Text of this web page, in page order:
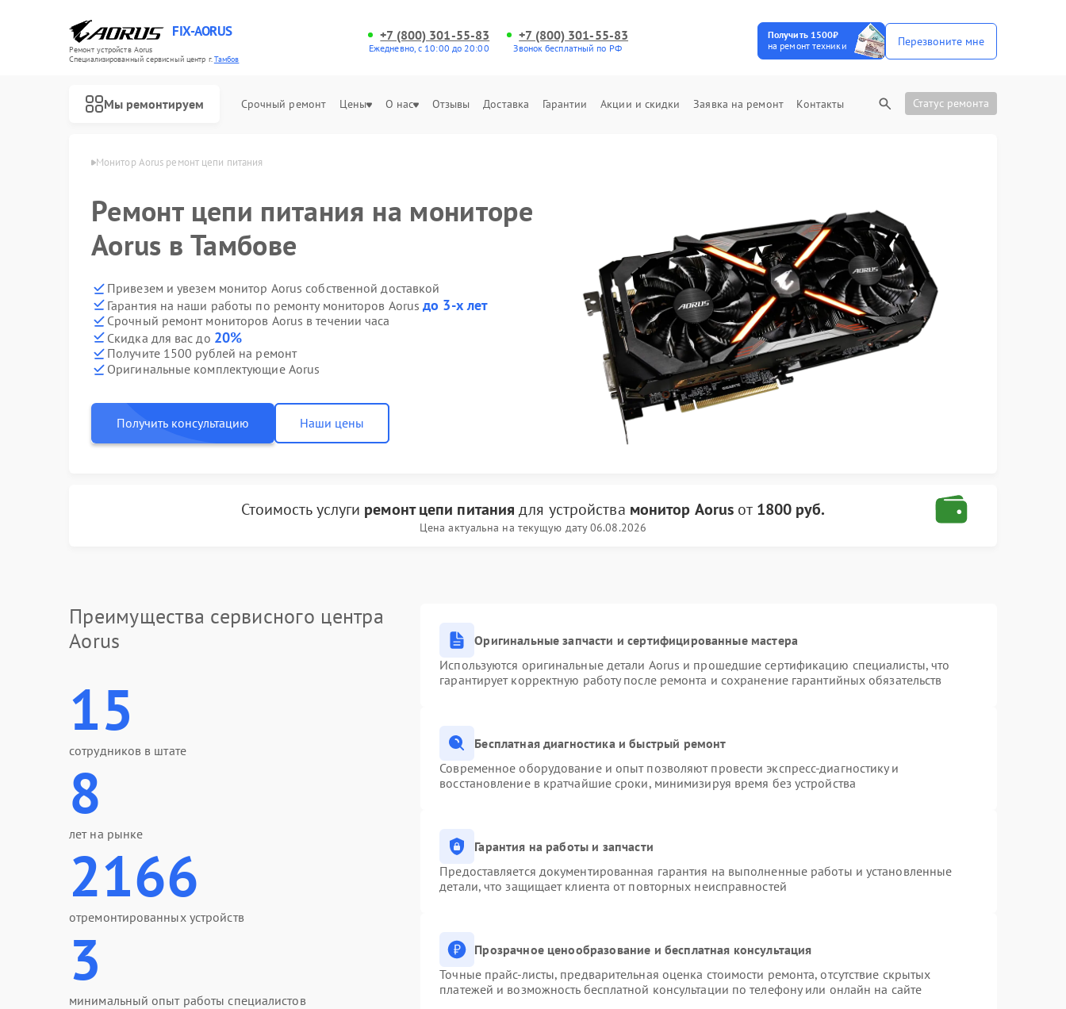
FIX-AORUS
Ремонт устройств Aorus
Специализированный cервисный центр г.Тамбов
+7 (800) 301-55-83
Ежедневно, с 10:00 до 20:00
+7 (800) 301-55-83
Звонок бесплатный по РФ
Получить 1500₽
на ремонт техники
Перезвоните мне
Мы ремонтируем Срочный ремонт Цены О нас Отзывы Доставка Гарантии Акции и скидки Заявка на ремонт Контакты Статус ремонта
Монитор Aorus ремонт цепи питания
Ремонт цепи питания на мониторе
Aorus в Тамбове
Привезем и увезем монитор Aorus собственной доставкой
Гарантия на наши работы по ремонту мониторов Aorusдо 3-х лет
Срочный ремонт мониторов Aorus в течении часа
Скидка для вас до 20%
Получите 1500 рублей на ремонт
Оригинальные комплектующие Aorus
Получить консультацию Наши цены
Стоимость услуги ремонт цепи питания для устройства монитор Aorus от 1800 руб.
Цена актуальна на текущую дату 06.08.2026
Преимущества сервисного центра
Aorus
15
сотрудников в штате
8
лет на рынке
2166
отремонтированных устройств
3
минимальный опыт работы специалистов
Оригинальные запчасти и сертифицированные мастера
Используются оригинальные детали Aorus и прошедшие сертификацию специалисты, что
гарантирует корректную работу после ремонта и сохранение гарантийных обязательств
Бесплатная диагностика и быстрый ремонт
Современное оборудование и опыт позволяют провести экспресс-диагностику и
восстановление в кратчайшие сроки, минимизируя время без устройства
Гарантия на работы и запчасти
Предоставляется документированная гарантия на выполненные работы и установленные
детали, что защищает клиента от повторных неисправностей
Прозрачное ценообразование и бесплатная консультация
Точные прайс-листы, предварительная оценка стоимости ремонта, отсутствие скрытых
платежей и возможность бесплатной консультации по телефону или онлайн на сайте